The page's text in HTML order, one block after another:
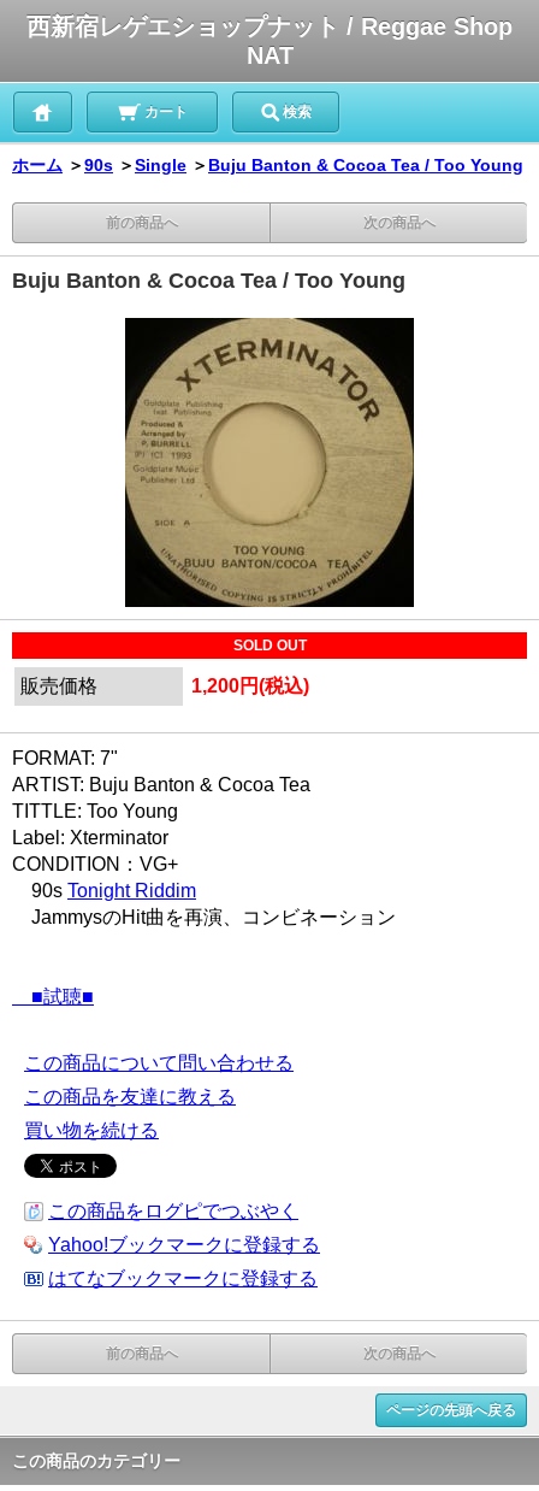
西新宿レゲエショップナット / Reggae Shop
NAT
カート 検索
ホーム ＞90s ＞Single ＞ Buju Banton & Cocoa Tea / Too Young
前の商品へ 次の商品へ
Buju Banton & Cocoa Tea / Too Young
SOLD OUT
販売価格 1,200円(税込)
FORMAT: 7"
ARTIST: Buju Banton & Cocoa Tea
TITTLE: Too Young
Label: Xterminator
CONDITION：VG+
90s Tonight Riddim
JammysのHit曲を再演、コンビネーション
■試聴■
この商品について問い合わせる
この商品を友達に教える
買い物を続ける
この商品をログピでつぶやく
Yahoo!ブックマークに登録する
はてなブックマークに登録する
前の商品へ 次の商品へ
ページの先頭へ戻る
この商品のカテゴリー